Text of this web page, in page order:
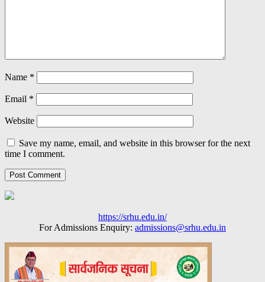
Name *
Email *
Website
Save my name, email, and website in this browser for the next
time I comment.
https://srhu.edu.in/
For Admissions Enquiry: admissions@srhu.edu.in